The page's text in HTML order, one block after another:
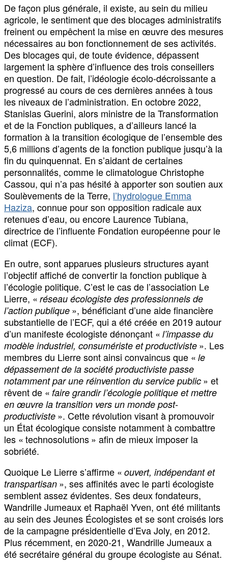
De façon plus générale, il existe, au sein du milieu
agricole, le sentiment que des blocages administratifs
freinent ou empêchent la mise en œuvre des mesures
nécessaires au bon fonctionnement de ses activités.
Des blocages qui, de toute évidence, dépassent
largement la sphère d’influence des trois conseillers
en question. De fait, l’idéologie écolo-décroissante a
progressé au cours de ces dernières années à tous
les niveaux de l’administration. En octobre 2022,
Stanislas Guerini, alors ministre de la Transformation
et de la Fonction publiques, a d’ailleurs lancé la
formation à la transition écologique de l’ensemble des
5,6 millions d’agents de la fonction publique jusqu’à la
fin du quinquennat. En s’aidant de certaines
personnalités, comme le climatologue Christophe
Cassou, qui n’a pas hésité à apporter son soutien aux
Soulèvements de la Terre, l’hydrologue Emma
Haziza, connue pour son opposition radicale aux
retenues d’eau, ou encore Laurence Tubiana,
directrice de l’influente Fondation européenne pour le
climat (ECF).
En outre, sont apparues plusieurs structures ayant
l’objectif affiché de convertir la fonction publique à
l’écologie politique. C’est le cas de l’association Le
Lierre, « réseau écologiste des professionnels de
l’action publique », bénéficiant d’une aide financière
substantielle de l’ECF, qui a été créée en 2019 autour
d’un manifeste écologiste dénonçant « l’impasse du
modèle industriel, consumériste et productiviste ». Les
membres du Lierre sont ainsi convaincus que « le
dépassement de la société productiviste passe
notamment par une réinvention du service public » et
rêvent de « faire grandir l’écologie politique et mettre
en œuvre la transition vers un monde post-
productiviste ». Cette révolution visant à promouvoir
un État écologique consiste notamment à combattre
les « technosolutions » afin de mieux imposer la
sobriété.
Quoique Le Lierre s’affirme « ouvert, indépendant et
transpartisan », ses affinités avec le parti écologiste
semblent assez évidentes. Ses deux fondateurs,
Wandrille Jumeaux et Raphaël Yven, ont été militants
au sein des Jeunes Écologistes et se sont croisés lors
de la campagne présidentielle d’Eva Joly, en 2012.
Plus récemment, en 2020-21, Wandrille Jumeaux a
été secrétaire général du groupe écologiste au Sénat.